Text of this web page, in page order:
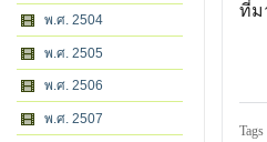
พ.ศ. 2504
พ.ศ. 2505
พ.ศ. 2506
พ.ศ. 2507
ที่ม
Tags